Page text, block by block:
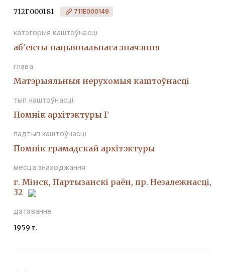
712Г000181 711Е000149
катэгорыя каштоўнасці
аб'екты нацыянальнага значэння
глава
Матэрыяльныя нерухомыя каштоўнасці
тып каштоўнасці
Помнiк архiтэктуры Г
падтып каштоўнасці
Помнiк грамадскай архiтэктуры
месца знаходжання
г. Мінск, Партызанскі раён, пр. Незалежнасці,
32
датаванне
1959 г.